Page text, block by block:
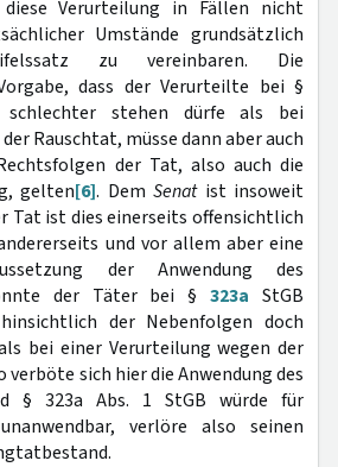
Verurteilung in Fällen nicht
Umstände grundsätzlich
zu vereinbaren. Die
dass der Verurteilte bei §
stehen dürfe als bei
Rauschtat, müsse dann aber auch
der Tat, also auch die
gelten[6]. DemSenatist insoweit
Tat ist dies einerseits offensichtlich
und vor allem aber eine
der Anwendung des
der Täter bei §323a StGB
der Nebenfolgen doch
bei einer Verurteilung wegen der
verböte sich hier die Anwendung des
§ 323a Abs. 1 StGB würde für
verlöre also seinen